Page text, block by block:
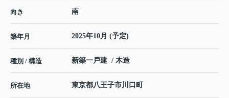
向き 南
築年月 2025年10月 (予定)
種別 / 構造 新築一戸建 / 木造
所在地 東京都八王子市川口町